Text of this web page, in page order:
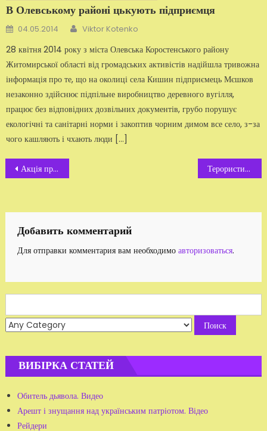
В Олевському районі цькують підприємця
Добавлено
04.05.2014 Автор
Viktor Kotenko
28 квітня 2014 року з міста Олевська Коростенського району
Житомирської області від громадських активістів надійшла тривожна
інформація про те, що на околиці села Кишин підприємець Мєшков
незаконно здійснює підпільне виробництво деревного вугілля,
працює без відповідних дозвільних документів, грубо порушує
екологічні та санітарні норми і закоптив чорним димом все село, з-за
чого кашляють і чхають люди […]
Навигация
записям
Акція протесту проти свавілля судді Баренко Терористи у погонах. ВІДЕО
Добавить комментарий
Для отправки комментария вам необходимо авторизоваться.
for:
ВИБІРКА СТАТЕЙ
Обитель дьявола. Видео
Арешт і знущання над українським патріотом. Відео
Рейдери